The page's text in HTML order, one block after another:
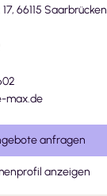
66115 Saarbrücken
max.de
anfragen
anzeigen